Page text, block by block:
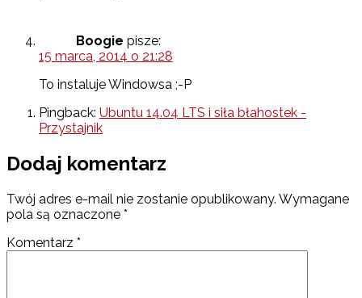
Boogie pisze:
15 marca, 2014 o 21:28
To instaluje Windowsa ;-P
Pingback: Ubuntu 14.04 LTS i siła błahostek -
Przystajnik
Dodaj komentarz
Twój adres e-mail nie zostanie opublikowany. Wymagane
pola są oznaczone *
Komentarz *